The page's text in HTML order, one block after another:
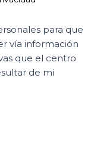
para que
vía información
que el centro
de mi